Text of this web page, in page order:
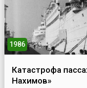
1986
Катастрофа
Нахимов»